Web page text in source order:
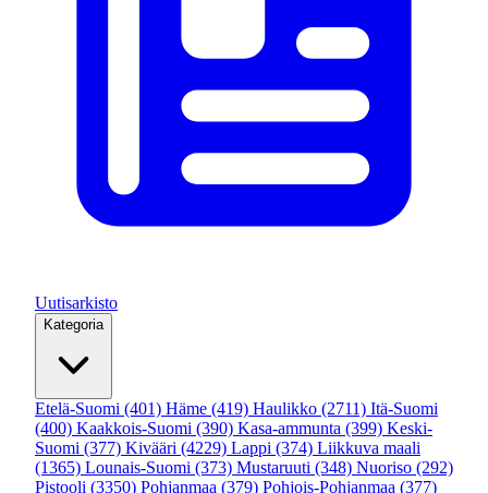
Uutisarkisto
Kategoria
Etelä-Suomi (401) Häme (419) Haulikko (2711) Itä-Suomi
(400) Kaakkois-Suomi (390) Kasa-ammunta (399) Keski-
Suomi (377) Kivääri (4229) Lappi (374) Liikkuva maali
(1365) Lounais-Suomi (373) Mustaruuti (348) Nuoriso (292)
Pistooli (3350) Pohjanmaa (379) Pohjois-Pohjanmaa (377)